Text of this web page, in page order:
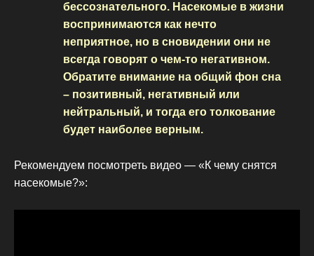
бессознательного. Насекомые в жизни
воспринимаются как нечто
неприятное, но в сновидении они не
всегда говорят о чем-то негативном.
Обратите внимание на общий фон сна
– позитивный, негативный или
нейтральный, и тогда его толкование
будет наиболее верным.
Рекомендуем посмотреть видео — «К чему снятся
насекомые?»: